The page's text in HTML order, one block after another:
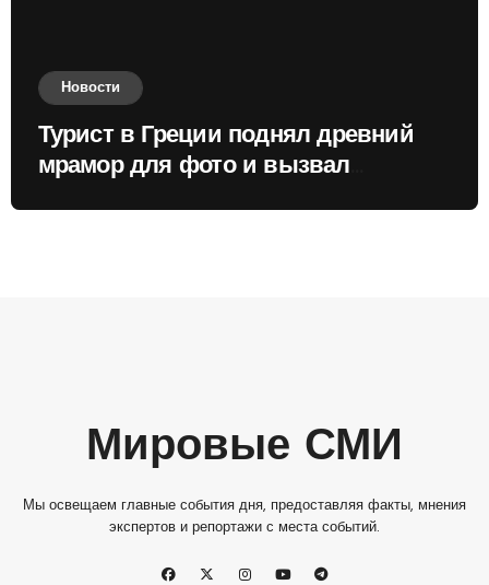
Новости
Турист в Греции поднял древний
мрамор для фото и вызвал
Мировые СМИ
Мы освещаем главные события дня, предоставляя факты, мнения
экспертов и репортажи с места событий.